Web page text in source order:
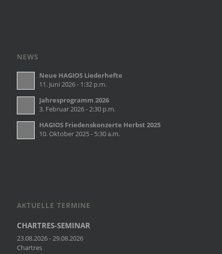
NEWS
Neue HAGIOS Liederhefte
11. Juni 2026 - 1:32 p.m.
Jahresprogramm 2026
3. Februar 2026 - 2:30 p.m.
HAGIOS Friedenskonzerte Herbst 2025
10. Oktober 2025 - 5:30 a.m.
AKTUELLE TERMINE
CHARTRES-SEMINAR
23.08.2026 - 29.08.2026
Chartres